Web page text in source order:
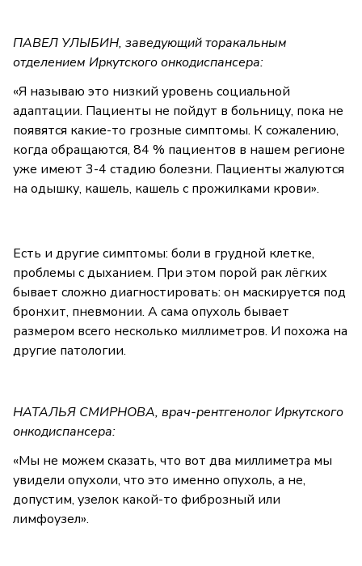
ПАВЕЛ УЛЫБИН, заведующий торакальным
отделением Иркутского онкодиспансера:
«Я называю это низкий уровень социальной
адаптации. Пациенты не пойдут в больницу, пока не
появятся какие-то грозные симптомы. К сожалению,
когда обращаются, 84 % пациентов в нашем регионе
уже имеют 3-4 стадию болезни. Пациенты жалуются
на одышку, кашель, кашель с прожилками крови».
Есть и другие симптомы: боли в грудной клетке,
проблемы с дыханием. При этом порой рак лёгких
бывает сложно диагностировать: он маскируется под
бронхит, пневмонии. А сама опухоль бывает
размером всего несколько миллиметров. И похожа на
другие патологии.
НАТАЛЬЯ СМИРНОВА, врач-рентгенолог Иркутского
онкодиспансера:
«Мы не можем сказать, что вот два миллиметра мы
увидели опухоли, что это именно опухоль, а не,
допустим, узелок какой-то фиброзный или
лимфоузел».